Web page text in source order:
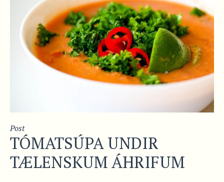
Post
TÓMATSÚPA UNDIR
TÆLENSKUM ÁHRIFUM